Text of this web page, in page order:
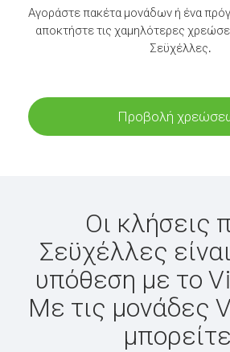
Αγοράστε πακέτα μονάδων ή ένα
αποκτήστε τις χαμηλότερες
Σεϋχέλλες.
Προβολή
Οι κλήσεις
Σεϋχέλλες
υπόθεση με το
Με τις μονάδες